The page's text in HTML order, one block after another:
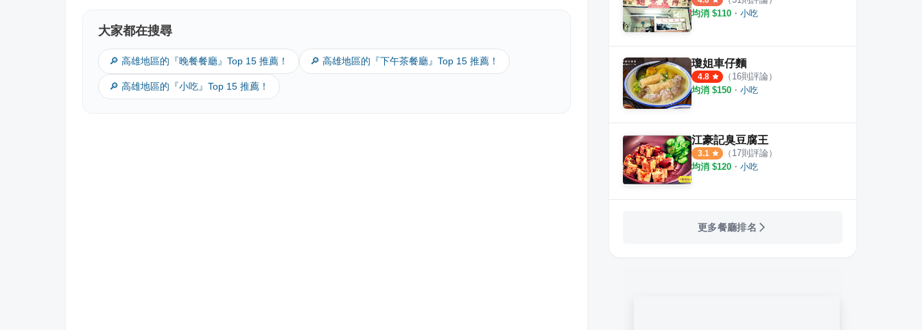
大家都在搜尋
🔎 高雄地區的『晚餐餐廳』Top 15 推薦！ 🔎 高雄地區的『下午茶餐廳』Top 15 推薦！
🔎 高雄地區的『小吃』Top 15 推薦！
均消 $110 ・ 小吃
瓊姐車仔麵
4.8 （ 16則評論）
均消 $150 ・ 小吃
江豪記臭豆腐王
3.1 （ 17則評論）
均消 $120 ・ 小吃
更多餐廳排名